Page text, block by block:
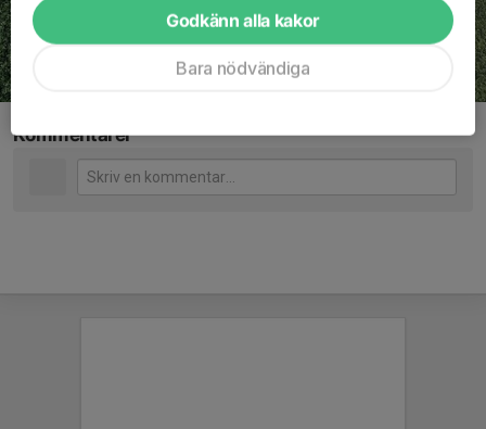
Kommentarer
Godkänn alla kakor
Bara nödvändiga